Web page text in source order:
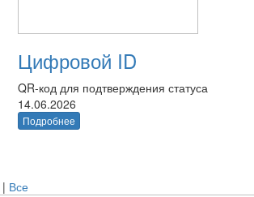
Цифровой ID
QR-код для подтверждения статуса
14.06.2026
Подробнее
| Все